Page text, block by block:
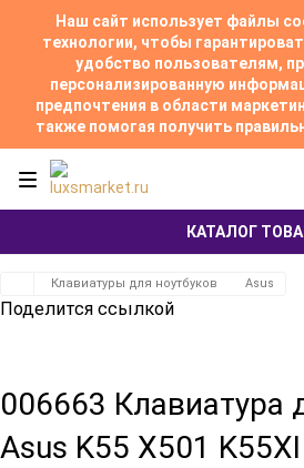
Наш сайт использует файлы
технологии, чтобы
удобство пользователям,
персонализированную
предпочтения в области
также помогая получить
КАТАЛОГ
Клавиатуры для ноутбуков Asus
Поделится ссылкой
006663 Клавиатура
Asus K55 X501